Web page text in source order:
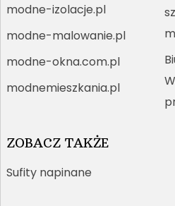
modne-izolacje.pl
modne-malowanie.pl
modne-okna.com.pl
modnemieszkania.pl
ZOBACZ TAKŻE
Sufity napinane